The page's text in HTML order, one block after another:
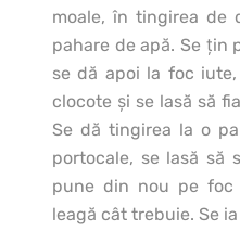
moale, în tingirea de
pahare de apă. Se ţin
se dă apoi la foc
clocote şi se lasă să
Se dă tingirea la o
portocale, se lasă să
pune din nou pe
leagă cât trebuie. Se